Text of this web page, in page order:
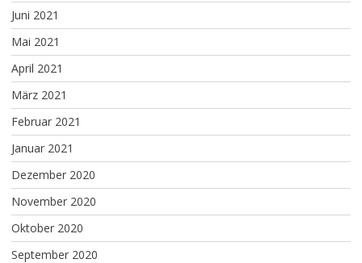
Juni 2021
Mai 2021
April 2021
März 2021
Februar 2021
Januar 2021
Dezember 2020
November 2020
Oktober 2020
September 2020